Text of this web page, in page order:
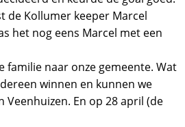
de Kollumer keeper Marcel
het nog eens Marcel met een
naar onze gemeente. Wat
winnen en kunnen we
En op 28 april (de